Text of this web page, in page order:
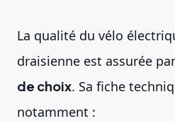
La qualité du vélo
draisienne est assurée
de choix. Sa fiche
notamment :